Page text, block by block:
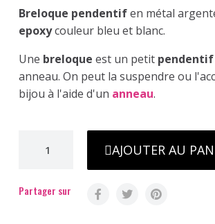
Breloque pendentifen métal
epoxycouleur bleu et blanc.
Une breloque est un petit pendentif
anneau. On peut la suspendre ou
bijou à l'aide d'un anneau.
AJOUTER AU
Partager sur